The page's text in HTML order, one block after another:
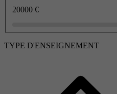
20000 €
TYPE D'ENSEIGNEMENT